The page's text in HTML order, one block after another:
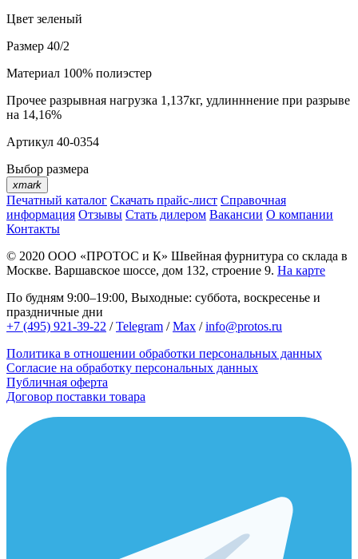
Цвет зеленый
Размер 40/2
Материал 100% полиэстер
Прочее разрывная нагрузка 1,137кг, удлинннение при разрыве
на 14,16%
Артикул 40-0354
Выбор размера
xmark
Печатный каталог Скачать прайс-лист Справочная
информация Отзывы Стать дилером Вакансии О компании
Контакты
© 2020 ООО «ПРОТОС и К» Швейная фурнитура со склада в
Москве. Варшавское шоссе, дом 132, строение 9. На карте
По будням 9:00–19:00, Выходные: суббота, воскресенье и
праздничные дни
+7 (495) 921-39-22 /Telegram /Max /info@protos.ru
Политика в отношении обработки персональных данных
Согласие на обработку персональных данных
Публичная оферта
Договор поставки товара